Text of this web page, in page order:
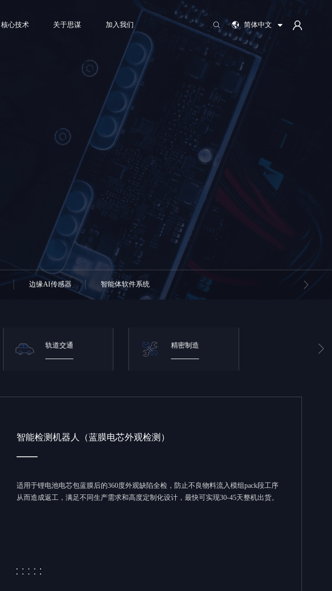
核心技术 关于思谋 加入我们 简体中文
EN
JP
边缘AI传感器 智能体软件系统
轨道交通 精密制造
智能检测机器人（蓝膜电芯外观检测）
适⽤于锂电池电芯包蓝膜后的360度外观缺陷全检，防⽌不良物料流⼊模组pack段⼯序
从⽽造成返⼯，满⾜不同⽣产需求和⾼度定制化设计，最快可实现30-45天整机出货。